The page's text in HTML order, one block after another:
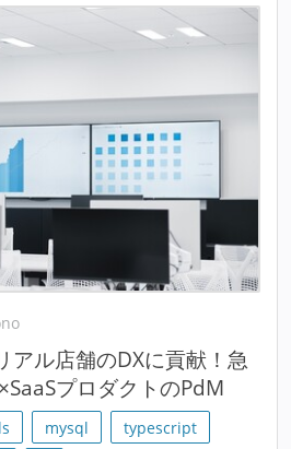
アル店舗のDXに貢献！急
プロダクトのPdM
mysql
typescript